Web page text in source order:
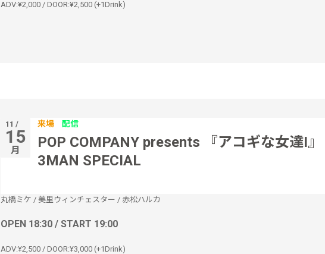
ADV:¥2,000 / DOOR:¥2,500 (+1Drink)
11 /
15
月
来場 配信
POP COMPANY presents 『アコギな女達I』
3MAN SPECIAL
丸橋ミケ / 美里ウィンチェスター / 赤松ハルカ
OPEN 18:30 / START 19:00
ADV:¥2,500 / DOOR:¥3,000 (+1Drink)